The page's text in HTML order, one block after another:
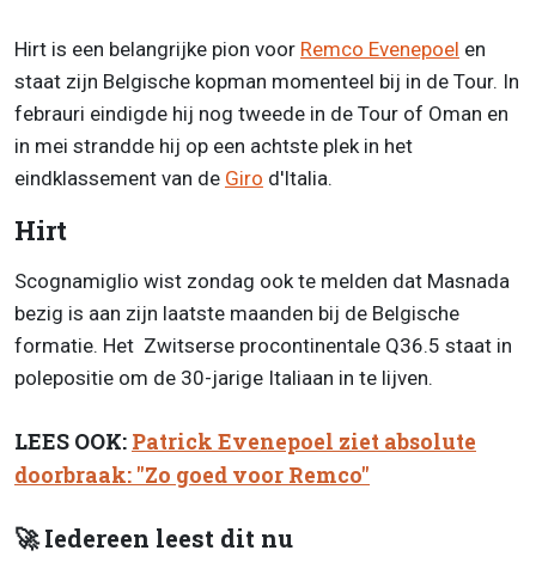
Hirt is een belangrijke pion voor Remco Evenepoel en
staat zijn Belgische kopman momenteel bij in de Tour. In
febrauri eindigde hij nog tweede in de Tour of Oman en
in mei strandde hij op een achtste plek in het
eindklassement van de Giro d'Italia.
Hirt
Scognamiglio wist zondag ook te melden dat Masnada
bezig is aan zijn laatste maanden bij de Belgische
formatie. Het Zwitserse procontinentale Q36.5 staat in
polepositie om de 30-jarige Italiaan in te lijven.
LEES OOK: Patrick Evenepoel ziet absolute
doorbraak: "Zo goed voor Remco"
🚀 Iedereen leest dit nu